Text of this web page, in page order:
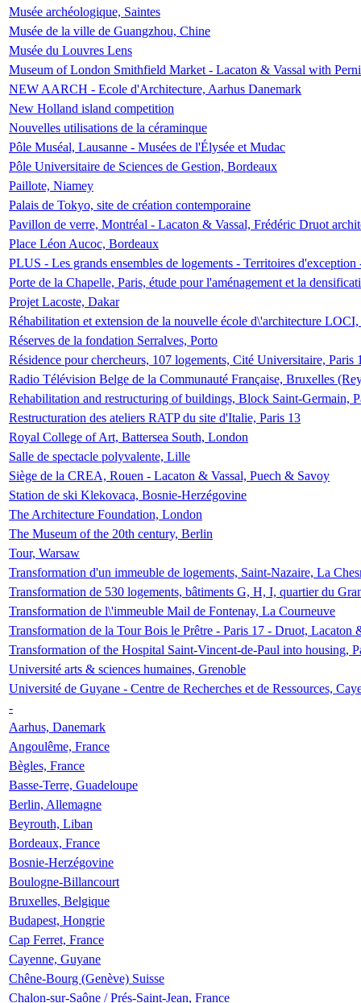
Musée archéologique, Saintes
Musée de la ville de Guangzhou, Chine
Musée du Louvres Lens
Museum of London Smithfield Market - Lacaton & Vassal with
NEW AARCH - Ecole d'Architecture, Aarhus Danemark
New Holland island competition
Nouvelles utilisations de la céraminque
Pôle Muséal, Lausanne - Musées de l'Élysée et Mudac
Pôle Universitaire de Sciences de Gestion, Bordeaux
Paillote, Niamey
Palais de Tokyo, site de création contemporaine
Pavillon de verre, Montréal - Lacaton & Vassal, Frédéric Druot
Place Léon Aucoc, Bordeaux
PLUS - Les grands ensembles de logements - Territoires
Porte de la Chapelle, Paris, étude pour l'aménagement et la
Projet Lacoste, Dakar
Réhabilitation et extension de la nouvelle école d\'architecture
Réserves de la fondation Serralves, Porto
Résidence pour chercheurs, 107 logements, Cité Universitaire, Paris
Radio Télévision Belge de la Communauté Française, Bruxelles
Rehabilitation and restructuring of buildings, Block Saint-Germain,
Restructuration des ateliers RATP du site d'Italie, Paris 13
Royal College of Art, Battersea South, London
Salle de spectacle polyvalente, Lille
Siège de la CREA, Rouen - Lacaton & Vassal, Puech & Savoy
Station de ski Klekovaca, Bosnie-Herzégovine
The Architecture Foundation, London
The Museum of the 20th century, Berlin
Tour, Warsaw
Transformation d'un immeuble de logements, Saint-Nazaire, La
Transformation de 530 logements, bâtiments G, H, I, quartier du
Transformation de l\'immeuble Mail de Fontenay, La Courneuve
Transformation de la Tour Bois le Prêtre - Paris 17 - Druot, Lacaton
Transformation of the Hospital Saint-Vincent-de-Paul into housing,
Université arts & sciences humaines, Grenoble
Université de Guyane - Centre de Recherches et de Ressources,
-
Aarhus, Danemark
Angoulême, France
Bègles, France
Basse-Terre, Guadeloupe
Berlin, Allemagne
Beyrouth, Liban
Bordeaux, France
Bosnie-Herzégovine
Boulogne-Billancourt
Bruxelles, Belgique
Budapest, Hongrie
Cap Ferret, France
Cayenne, Guyane
Chêne-Bourg (Genève) Suisse
Chalon-sur-Saône / Prés-Saint-Jean, France